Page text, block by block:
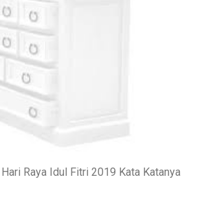
Raya Idul Fitri 2019 Kata Katanya